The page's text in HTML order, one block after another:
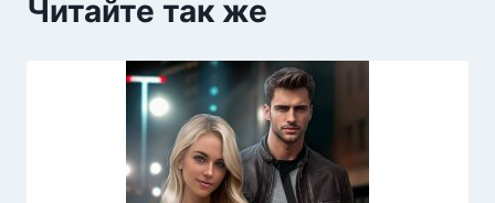
Читайте так же